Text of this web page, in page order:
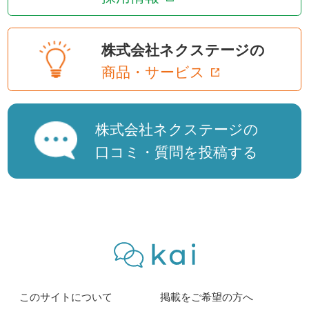
株式会社ネクステージの
商品・サービス
株式会社ネクステージの
口コミ・質問を投稿する
このサイトについて 掲載をご希望の方へ